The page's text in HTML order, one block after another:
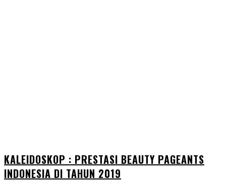
KALEIDOSKOP : PRESTASI BEAUTY PAGEANTS
INDONESIA DI TAHUN 2019